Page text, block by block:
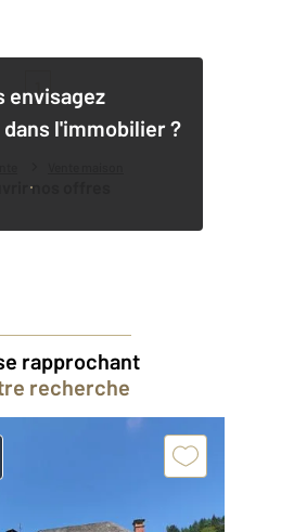
envisagez
l'immobilier ?
nos offres
1
rapprochant
recherche